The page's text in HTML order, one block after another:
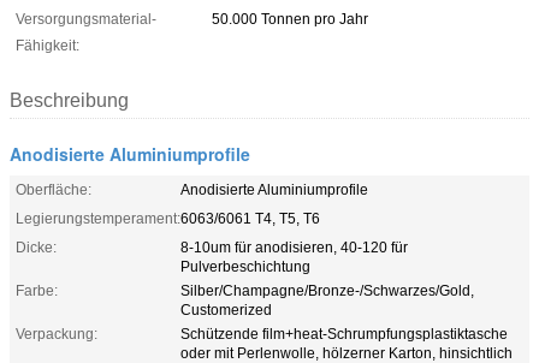
Versorgungsmaterial-
Fähigkeit:
50.000 Tonnen pro Jahr
Beschreibung
Anodisierte Aluminiumprofile
Oberfläche:
Anodisierte Aluminiumprofile
Legierungstemperament:6063/6061 T4, T5, T6
Dicke:
8-10um für anodisieren, 40-120 für
Pulverbeschichtung
Farbe:
Silber/Champagne/Bronze-/Schwarzes/Gold,
Customerized
Verpackung:
Schützende film+heat-Schrumpfungsplastiktasche
oder mit Perlenwolle, hölzerner Karton, hinsichtlich